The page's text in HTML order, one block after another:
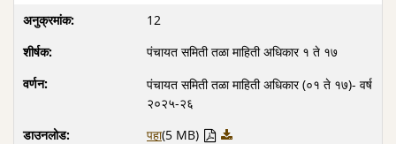
12
पंचायत समिती तळा माहिती अधिकार १ ते १७
पंचायत समिती तळा माहिती अधिकार (०१ ते १७)- वर्ष
२०२५-२६
पहा(5 MB)